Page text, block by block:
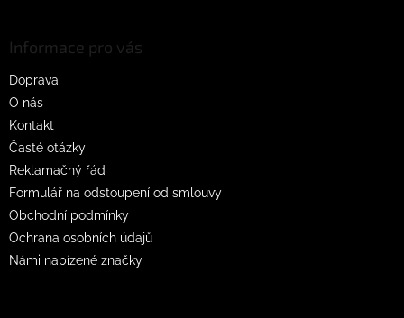
Informace pro vás
Doprava
O nás
Kontakt
Časté otázky
Reklamačný řád
Formulář na odstoupení od smlouvy
Obchodní podmínky
Ochrana osobních údajů
Námi nabízené značky